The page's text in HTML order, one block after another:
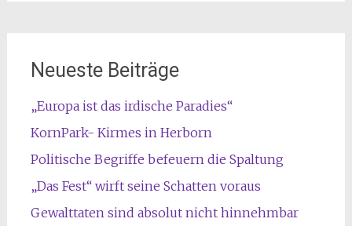
Neueste Beiträge
„Europa ist das irdische Paradies“
KornPark- Kirmes in Herborn
Politische Begriffe befeuern die Spaltung
„Das Fest“ wirft seine Schatten voraus
Gewalttaten sind absolut nicht hinnehmbar